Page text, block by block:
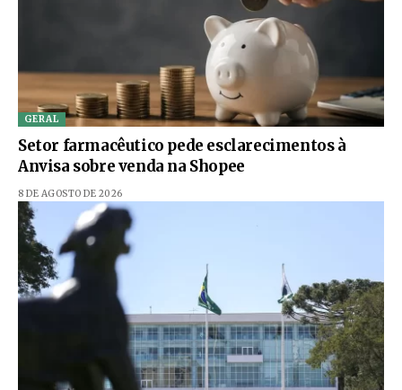
GERAL
Setor farmacêutico pede esclarecimentos à
Anvisa sobre venda na Shopee
8 DE AGOSTO DE 2026